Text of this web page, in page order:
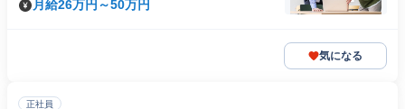
月給26万円～50万円
気になる
正社員